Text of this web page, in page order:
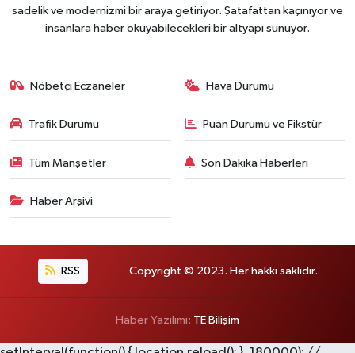
sadelik ve modernizmi bir araya getiriyor. Şatafattan kaçınıyor ve
insanlara haber okuyabilecekleri bir altyapı sunuyor.
Nöbetçi Eczaneler Hava Durumu
Trafik Durumu Puan Durumu ve Fikstür
Tüm Manşetler Son Dakika Haberleri
Haber Arşivi
RSS Copyright © 2023. Her hakkı saklıdır.
Haber Yazılımı: TE Bilişim